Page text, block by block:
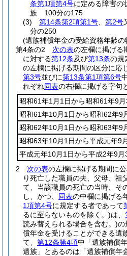
条第1項第4号に定める障害の
族 100分の175
(3)
第14条第2項第1号 第2号
分の250
(遺族補償年金の受給資格年齢の
第4条の2
次の表の左欄に掲げる
に対する第12条及び第13条の規
の左欄に掲げる期間の区分に応
第3号並びに第13条第1項第6号
れぞれ同表の右欄に掲げる字句
昭和61年1月1日から昭和61年9
昭和61年10月1日から昭和62年9
昭和62年10月1日から昭和63年9
昭和63年10月1日から平成元年9
平成元年10月1日から平成2年9月
2
次の表の左欄に掲げる期間に
り死亡した職員の夫、父母、祖
て、当該職員の死亡の当時、そ
し、かつ、 同表の中欄に掲げる
1項第4号に規定する者であって
るに至らないものを除く。)は、
読み替えられる場合を含む。)の
償年金を受けることができる遺
て、 第12条第4項中「遺族補償
遺族」とあるのは「遺族補償年